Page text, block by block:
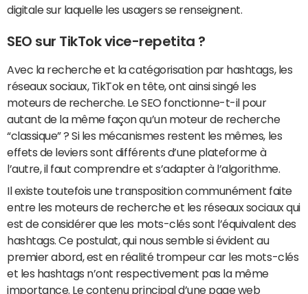
digitale sur laquelle les usagers se renseignent.
SEO sur TikTok vice-repetita ?
Avec la recherche et la catégorisation par hashtags, les
réseaux sociaux, TikTok en tête, ont ainsi singé les
moteurs de recherche. Le SEO fonctionne-t-il pour
autant de la même façon qu’un moteur de recherche
“classique” ? Si les mécanismes restent les mêmes, les
effets de leviers sont différents d’une plateforme à
l’autre, il faut comprendre et s’adapter à l’algorithme.
Il existe toutefois une transposition communément faite
entre les moteurs de recherche et les réseaux sociaux qui
est de considérer que les mots-clés sont l’équivalent des
hashtags. Ce postulat, qui nous semble si évident au
premier abord, est en réalité trompeur car les mots-clés
et les hashtags n’ont respectivement pas la même
importance. Le contenu principal d’une page web